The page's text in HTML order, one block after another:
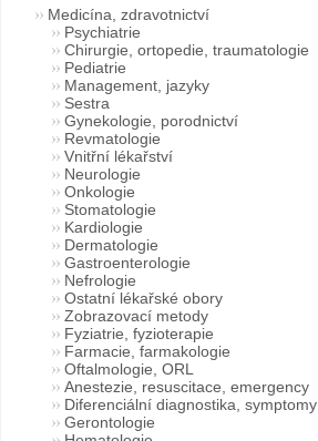
Medicína, zdravotnictví
Psychiatrie
Chirurgie, ortopedie, traumatologie
Pediatrie
Management, jazyky
Sestra
Gynekologie, porodnictví
Revmatologie
Vnitřní lékařství
Neurologie
Onkologie
Stomatologie
Kardiologie
Dermatologie
Gastroenterologie
Nefrologie
Ostatní lékařské obory
Zobrazovací metody
Fyziatrie, fyzioterapie
Farmacie, farmakologie
Oftalmologie, ORL
Anestezie, resuscitace, emergency
Diferenciální diagnostika, symptomy
Gerontologie